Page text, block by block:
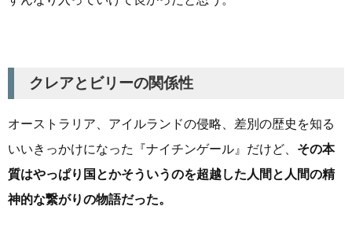
クレアとビリーの関係性
オーストラリア、アイルランドの侵略、差別の歴史を知る
いいきっかけになった『ナイチンゲール』だけど、 その本
質はやっぱり国とかそういうのを超越した人間と人間の精
神的な繋がりの物語だった。